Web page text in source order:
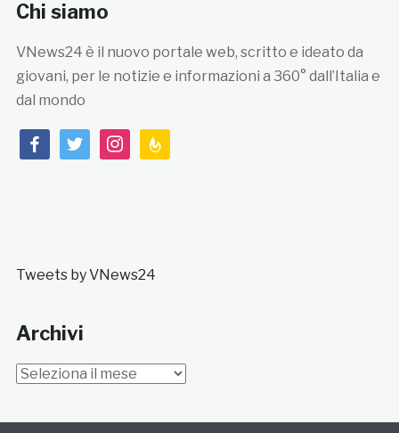
Chi siamo
VNews24 è il nuovo portale web, scritto e ideato da
giovani, per le notizie e informazioni a 360° dall’Italia e
dal mondo
facebooktwitterinstagramfeedburner
Tweets by VNews24
Archivi
Archivi